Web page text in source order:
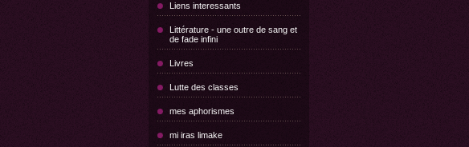
Liens interessants
Littérature - une outre de sang et
de fade infini
Livres
Lutte des classes
mes aphorismes
mi iras limake